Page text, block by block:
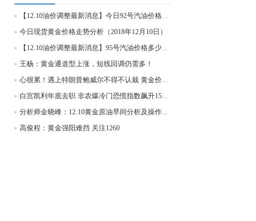
【12.10油价调整最新消息】今日92号汽油价格多...
今日现货黄金价格走势分析（2018年12月10日）
【12.10油价调整最新消息】95号汽油价格多少钱...
王杨：黄金通道型上涨，短线回调仍需多！
心很累！遇上特朗普鲍威尔不得不认栽 黄金价格...
白宫凯利年底去职 非农爆冷门恐慌指数飙升15% ...
分析师金晓峰：12.10黄金原油早间分析及操作策...
高俊程：黄金强阳难挡 关注1260